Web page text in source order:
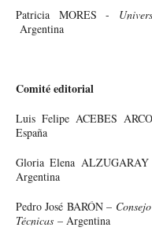
Patricia MORES -
Argentina
Comité editorial
Luis Felipe ACEBES
España
Gloria Elena
Argentina
Pedro José BARÓN –
Técnicas– Argentina